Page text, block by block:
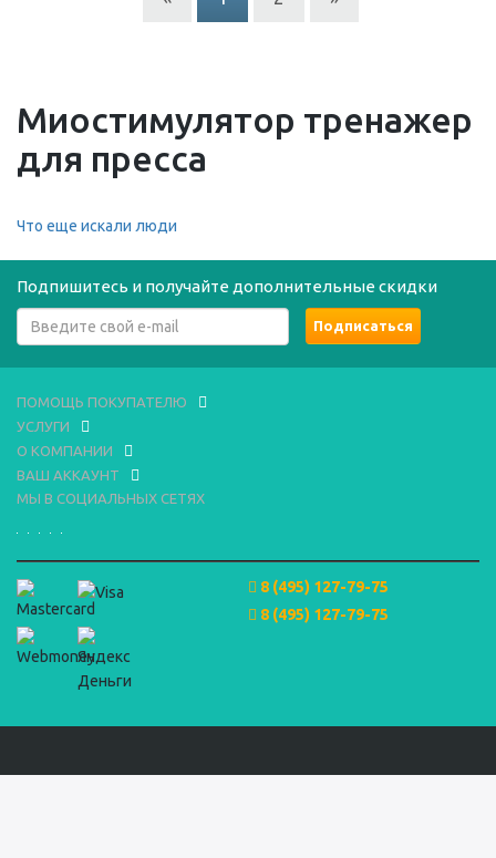
Миостимулятор тренажер
для пресса
Что еще искали люди
Подпишитесь и получайте дополнительные скидки
ПОМОЩЬ ПОКУПАТЕЛЮ
УСЛУГИ
О КОМПАНИИ
ВАШ АККАУНТ
МЫ В СОЦИАЛЬНЫХ СЕТЯХ
8 (495) 127-79-75
8 (495) 127-79-75